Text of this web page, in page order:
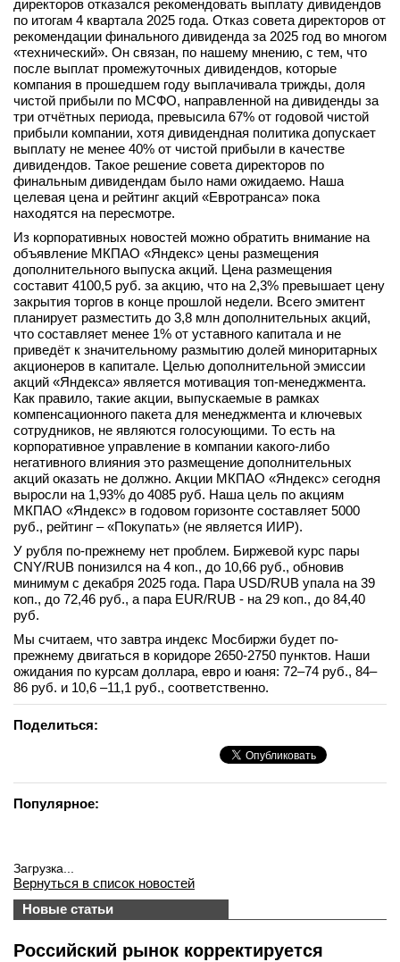
директоров отказался рекомендовать выплату дивидендов
по итогам 4 квартала 2025 года. Отказ совета директоров от
рекомендации финального дивиденда за 2025 год во многом
«технический». Он связан, по нашему мнению, с тем, что
после выплат промежуточных дивидендов, которые
компания в прошедшем году выплачивала трижды, доля
чистой прибыли по МСФО, направленной на дивиденды за
три отчётных периода, превысила 67% от годовой чистой
прибыли компании, хотя дивидендная политика допускает
выплату не менее 40% от чистой прибыли в качестве
дивидендов. Такое решение совета директоров по
финальным дивидендам было нами ожидаемо. Наша
целевая цена и рейтинг акций «Евротранса» пока
находятся на пересмотре.
Из корпоративных новостей можно обратить внимание на
объявление МКПАО «Яндекс» цены размещения
дополнительного выпуска акций. Цена размещения
составит 4100,5 руб. за акцию, что на 2,3% превышает цену
закрытия торгов в конце прошлой недели. Всего эмитент
планирует разместить до 3,8 млн дополнительных акций,
что составляет менее 1% от уставного капитала и не
приведёт к значительному размытию долей миноритарных
акционеров в капитале. Целью дополнительной эмиссии
акций «Яндекса» является мотивация топ-менеджмента.
Как правило, такие акции, выпускаемые в рамках
компенсационного пакета для менеджмента и ключевых
сотрудников, не являются голосующими. То есть на
корпоративное управление в компании какого-либо
негативного влияния это размещение дополнительных
акций оказать не должно. Акции МКПАО «Яндекс» сегодня
выросли на 1,93% до 4085 руб. Наша цель по акциям
МКПАО «Яндекс» в годовом горизонте составляет 5000
руб., рейтинг – «Покупать» (не является ИИР).
У рубля по-прежнему нет проблем. Биржевой курс пары
CNY/RUB понизился на 4 коп., до 10,66 руб., обновив
минимум с декабря 2025 года. Пара USD/RUB упала на 39
коп., до 72,46 руб., а пара EUR/RUB - на 29 коп., до 84,40
руб.
Мы считаем, что завтра индекс Мосбиржи будет по-
прежнему двигаться в коридоре 2650-2750 пунктов. Наши
ожидания по курсам доллара, евро и юаня: 72–74 руб., 84–
86 руб. и 10,6 –11,1 руб., соответственно.
Поделиться:
Популярное:
Загрузка...
Вернуться в список новостей
Новые статьи
Российский рынок корректируется